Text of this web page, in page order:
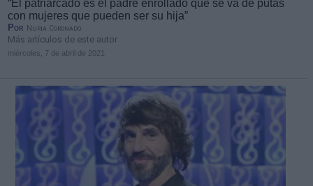
“El patriarcado es el padre enrollado que se va de putas
con mujeres que pueden ser su hija”
Por Nuria Coronado
Más artículos de este autor
miércoles, 7 de abril de 2021